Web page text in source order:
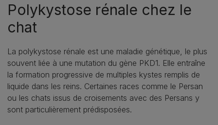
Polykystose rénale chez le
chat
La polykystose rénale est une maladie génétique, le plus
souvent liée à une mutation du gène PKD1. Elle entraîne
la formation progressive de multiples kystes remplis de
liquide dans les reins. Certaines races comme le Persan
ou les chats issus de croisements avec des Persans y
sont particulièrement prédisposées.